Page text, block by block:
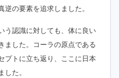
の要素を追求しました。
う認識に対しても、体に良い
ました。コーラの原点である
プトに立ち返り、ここに日本
た。